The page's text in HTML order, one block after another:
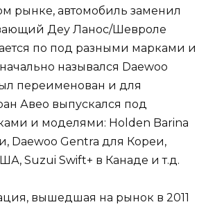
рынке, автомобиль заменил
Деу Ланос/Шевроле
по под разными марками и
назывался Daewoo
переименован и для
Авео выпускался под
и моделями: Holden Barina
Daewoo Gentra для Кореи,
Suzui Swift+ в Канаде и т.д.
вышедшая на рынок в 2011